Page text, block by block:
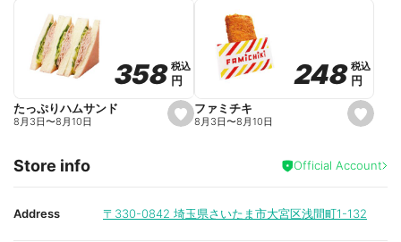
o
r
i
e
o
r
i
e
s
e
i
t
358
358税込
税込
円
円
たっぷりハムサンド
8月3日〜8月10日
s
e
a
i
t
248
248 税込
税込
円
円
ファミチキ
8月3日〜8月10日
Store info Official Account
Address 〒330-0842 埼玉県さいたま市大宮区浅間町1-132